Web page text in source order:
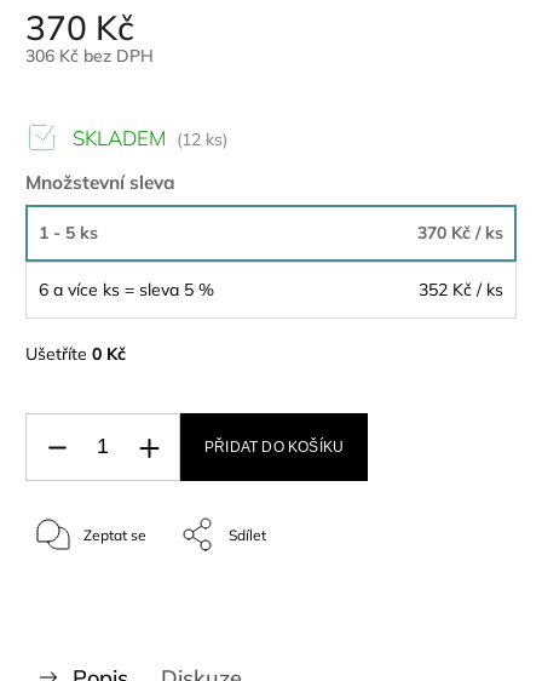
370 Kč
306 Kč bez DPH
SKLADEM (12 ks)
Množstevní sleva
1 - 5 ks 370 Kč / ks
6 a více ks = sleva 5 % 352 Kč / ks
Ušetříte 0 Kč
PŘIDAT DO KOŠÍKU
Zeptat se Sdílet